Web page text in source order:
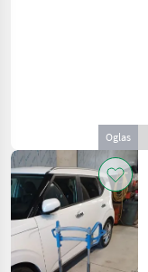
Oglas